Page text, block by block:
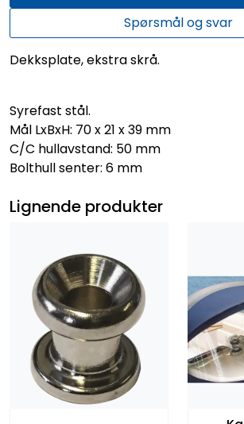
Spørsmål og svar
Dekksplate, ekstra skrå.
Syrefast stål.
Mål LxBxH: 70 x 21 x 39 mm
C/C hullavstand: 50 mm
Bolthull senter: 6 mm
Lignende produkter